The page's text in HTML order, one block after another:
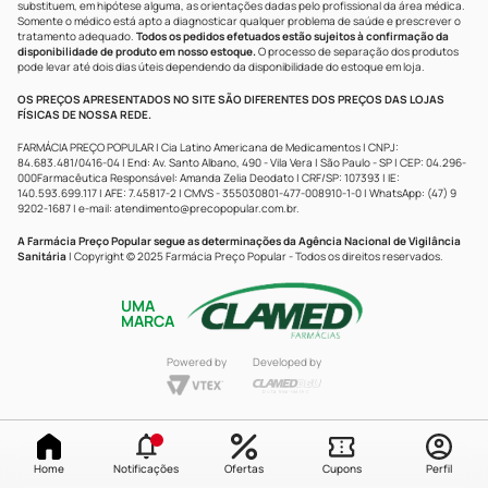
Home Notificações Ofertas Cupons Perfil
substituem, em hipótese alguma, as orientações dadas pelo profissional da área médica.
Somente o médico está apto a diagnosticar qualquer problema de saúde e prescrever o
tratamento adequado. Todos os pedidos efetuados estão sujeitos à confirmação da
disponibilidade de produto em nosso estoque.O processo de separação dos produtos
pode levar até dois dias úteis dependendo da disponibilidade do estoque em loja.
OS PREÇOS APRESENTADOS NO SITE SÃO DIFERENTES DOS PREÇOS DAS LOJAS
FÍSICAS DE NOSSA REDE.
FARMÁCIA PREÇO POPULAR | Cia Latino Americana de Medicamentos | CNPJ:
84.683.481/0416-04 | End: Av. Santo Albano, 490 - Vila Vera | São Paulo - SP | CEP: 04.296-
000Farmacêutica Responsável: Amanda Zelia Deodato | CRF/SP: 107393 | IE:
140.593.699.117 | AFE: 7.45817-2 | CMVS - 355030801-477-008910-1-0 | WhatsApp: (47) 9
9202-1687 | e-mail: atendimento@precopopular.com.br.
A Farmácia Preço Popular segue as determinações da Agência Nacional de Vigilância
Sanitária | Copyright © 2025 Farmácia Preço Popular - Todos os direitos reservados.
UMA
MARCA
Powered by Developed by